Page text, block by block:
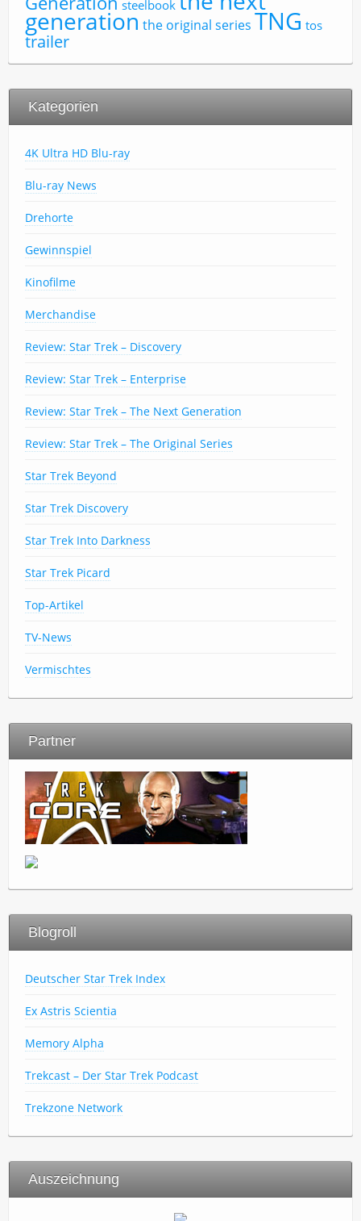
steelbook
generation the original series TNG tos
trailer
Kategorien
4K Ultra HD Blu-ray
Blu-ray News
Drehorte
Gewinnspiel
Kinofilme
Merchandise
Review: Star Trek – Discovery
Review: Star Trek – Enterprise
Review: Star Trek – The Next Generation
Review: Star Trek – The Original Series
Star Trek Beyond
Star Trek Discovery
Star Trek Into Darkness
Star Trek Picard
Top-Artikel
TV-News
Vermischtes
Partner
Blogroll
Deutscher Star Trek Index
Ex Astris Scientia
Memory Alpha
Trekcast – Der Star Trek Podcast
Trekzone Network
Auszeichnung